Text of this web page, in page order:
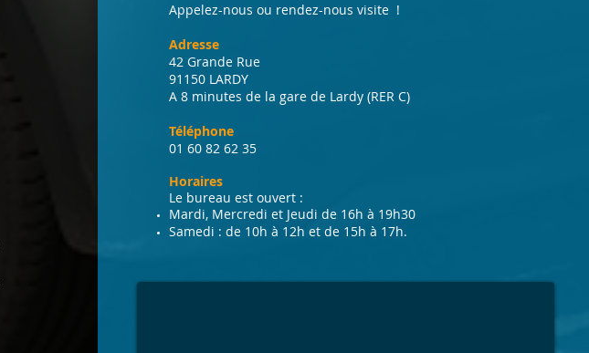
Appelez-nous ou rendez-nous visite !
Adresse
42 Grande Rue
91150 LARDY
A 8 minutes de la gare de Lardy (RER C)
Téléphone
01 60 82 62 35
Horaires
Le bureau est ouvert :
Mardi, Mercredi et Jeudi de 16h à 19h30
Samedi : de 10h à 12h et de 15h à 17h.